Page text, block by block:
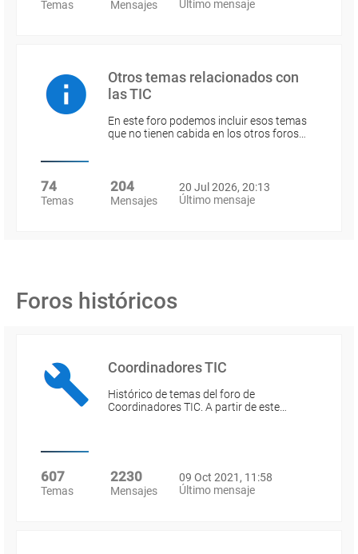
Temas Mensajes
Último mensaje
Otros temas relacionados con
las TIC
En este foro podemos incluir esos temas
que no tienen cabida en los otros foros…
74
Temas
204
Mensajes
20 Jul 2026, 20:13
Último mensaje
Foros históricos
Coordinadores TIC
Histórico de temas del foro de
Coordinadores TIC. A partir de este…
607
Temas
2230
Mensajes
09 Oct 2021, 11:58
Último mensaje